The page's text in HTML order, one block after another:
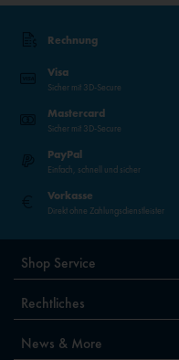
Rechnung
Visa
Sicher mit 3D-Secure
Mastercard
Sicher mit 3D-Secure
PayPal
Einfach, schnell und sicher
Vorkasse
Direkt ohne Zahlungsdienstleister
Shop Service
Rechtliches
News & More